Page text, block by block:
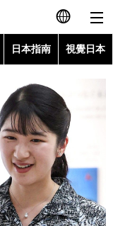
日本語
English
简体字
Français
Español
日本指南 視覺日本